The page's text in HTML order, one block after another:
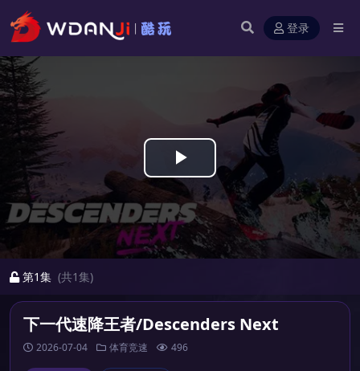
登录
Play
Video
第1集 (共1集)
下一代速降王者/Descenders Next
2026-07-04 体育竞速 496